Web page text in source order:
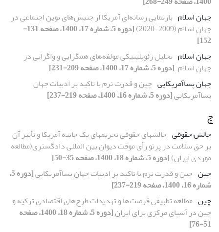
جهان اسلام بازنمایی رسانه‌ای آمریکا از جنبش‌های نوین اجتماعی در
جهان اسلام (2009-2020)
[دوره 5، شماره 17، 1400، صفحه 131-
152]
جهان اسلام تحلیل ژئوپلیتیکی مولفه‌های همگرایی و واگرایی در
جهان اسلام.[دوره 5، شماره 17، 1400، صفحه 209-231]
جهان پساآمریکایی چین و قدرت نرم با تاکید بر ادبیات جهان
پساآمریکایی[دوره 5، شماره 16، 1400، صفحه 219-237]
چ
چالش حقوقی چالشهای حقوقی تحریمهای یک جانبه آمریکا و تأثیر آن
بر حق سلامت در پرتو رأی موقت دیوان بین المللی دادگستری(مطالعه
موردی ایران)[دوره 5، شماره 18، 1400، صفحه 35-50]
چین چین و قدرت نرم با تاکید بر ادبیات جهان پساآمریکایی
[دوره 5،
شماره 16، 1400، صفحه 219-237]
چین مطالعه تطبیقی فرصت‌ها و تهدیدات طرح‌های اقتصادی ترکیه و
چین در آسیای ‌مرکزی برای ایران
[دوره 5، شماره 18، 1400، صفحه
51-76]